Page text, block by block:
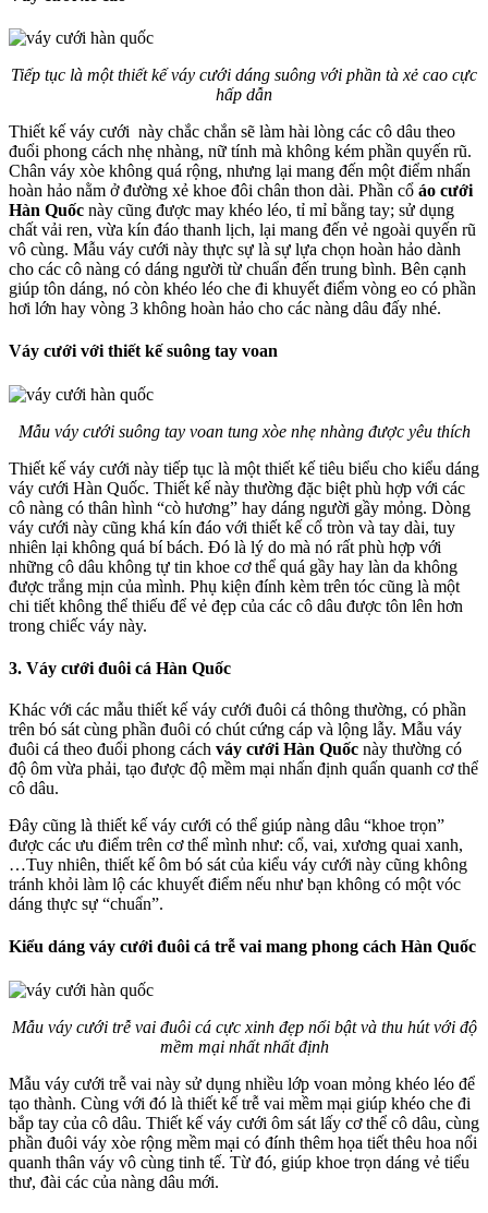
Tiếp tục là một thiết kế váy cưới dáng suông với phần tà xẻ cao cực
hấp dẫn
Thiết kế váy cưới này chắc chắn sẽ làm hài lòng các cô dâu theo
đuổi phong cách nhẹ nhàng, nữ tính mà không kém phần quyến rũ.
Chân váy xòe không quá rộng, nhưng lại mang đến một điểm nhấn
hoàn hảo nằm ở đường xẻ khoe đôi chân thon dài. Phần cổ áo cưới
Hàn Quốc này cũng được may khéo léo, tỉ mỉ bằng tay; sử dụng
chất vải ren, vừa kín đáo thanh lịch, lại mang đến vẻ ngoài quyến rũ
vô cùng. Mẫu váy cưới này thực sự là sự lựa chọn hoàn hảo dành
cho các cô nàng có dáng người từ chuẩn đến trung bình. Bên cạnh
giúp tôn dáng, nó còn khéo léo che đi khuyết điểm vòng eo có phần
hơi lớn hay vòng 3 không hoàn hảo cho các nàng dâu đấy nhé.
Váy cưới với thiết kế suông tay voan
Mẫu váy cưới suông tay voan tung xòe nhẹ nhàng được yêu thích
Thiết kế váy cưới này tiếp tục là một thiết kế tiêu biểu cho kiểu dáng
váy cưới Hàn Quốc. Thiết kế này thường đặc biệt phù hợp với các
cô nàng có thân hình “cò hương” hay dáng người gầy mỏng. Dòng
váy cưới này cũng khá kín đáo với thiết kế cổ tròn và tay dài, tuy
nhiên lại không quá bí bách. Đó là lý do mà nó rất phù hợp với
những cô dâu không tự tin khoe cơ thể quá gầy hay làn da không
được trắng mịn của mình. Phụ kiện đính kèm trên tóc cũng là một
chi tiết không thể thiếu để vẻ đẹp của các cô dâu được tôn lên hơn
trong chiếc váy này.
3. Váy cưới đuôi cá Hàn Quốc
Khác với các mẫu thiết kế váy cưới đuôi cá thông thường, có phần
trên bó sát cùng phần đuôi có chút cứng cáp và lộng lẫy. Mẫu váy
đuôi cá theo đuổi phong cách váy cưới Hàn Quốc này thường có
độ ôm vừa phải, tạo được độ mềm mại nhấn định quấn quanh cơ thể
cô dâu.
Đây cũng là thiết kế váy cưới có thể giúp nàng dâu “khoe trọn”
được các ưu điểm trên cơ thể mình như: cổ, vai, xương quai xanh,
…Tuy nhiên, thiết kế ôm bó sát của kiểu váy cưới này cũng không
tránh khỏi làm lộ các khuyết điểm nếu như bạn không có một vóc
dáng thực sự “chuẩn”.
Kiểu dáng váy cưới đuôi cá trễ vai mang phong cách Hàn Quốc
Mẫu váy cưới trễ vai đuôi cá cực xinh đẹp nổi bật và thu hút với độ
mềm mại nhất nhất định
Mẫu váy cưới trễ vai này sử dụng nhiều lớp voan mỏng khéo léo để
tạo thành. Cùng với đó là thiết kế trễ vai mềm mại giúp khéo che đi
bắp tay của cô dâu. Thiết kế váy cưới ôm sát lấy cơ thể cô dâu, cùng
phần đuôi váy xòe rộng mềm mại có đính thêm họa tiết thêu hoa nổi
quanh thân váy vô cùng tinh tế. Từ đó, giúp khoe trọn dáng vẻ tiểu
thư, đài các của nàng dâu mới.